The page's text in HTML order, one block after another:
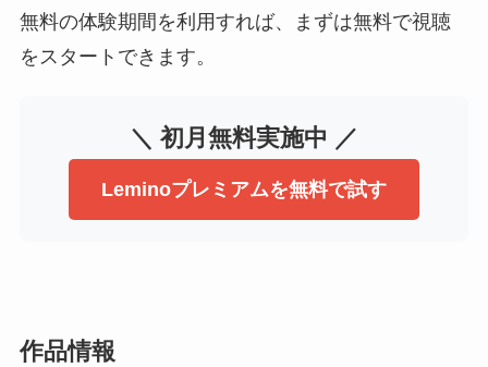
無料の体験期間を利用すれば、まずは無料で視聴
をスタートできます。
＼ 初月無料実施中 ／
Leminoプレミアムを無料で試す
作品情報